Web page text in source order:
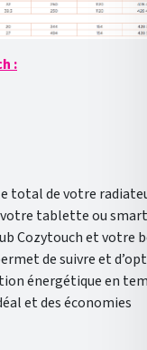
:
total de votre
tablette ou
Cozytouch et votre
de suivre et
énergétique en
et des économies